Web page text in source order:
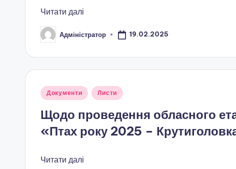
а
ш
кі
ь
н
Читати далі
Опубліковано
Адміністратор 19.02.2025
Опубліковано
Документи Листи
Щодо проведення обласного
«Птах року 2025 –
Читати далі